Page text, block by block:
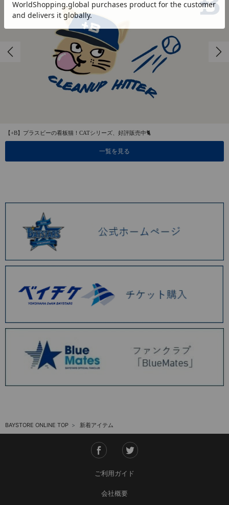
【+B】プラスビーの看板猫！CATシリーズ、好評販売中🐈
一覧を見る
BAYSTORE ONLINE TOP 新着アイテム
ご利用ガイド
会社概要